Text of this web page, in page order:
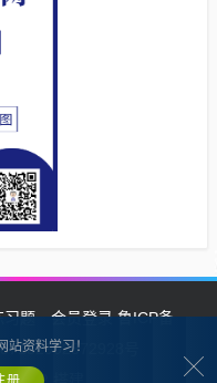
习题 会员登录鲁ICP备
号
资料学习！